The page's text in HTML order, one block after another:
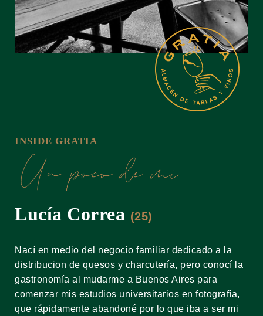
INSIDE GRATIA
Lucía Correa (25)
Nací en medio del negocio familiar dedicado a la
distribucion de quesos y charcutería, pero conocí la
gastronomía al mudarme a Buenos Aires para
comenzar mis estudios universitarios en fotografía,
que rápidamente abandoné por lo que iba a ser mi